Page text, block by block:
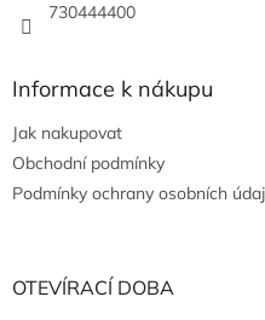
730444400
Informace k nákupu
Jak nakupovat
Obchodní podmínky
Podmínky ochrany osobních
OTEVÍRACÍ DOBA